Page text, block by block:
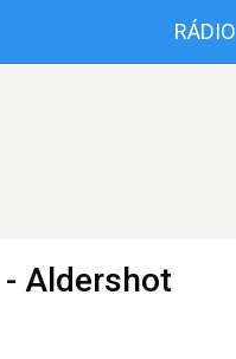
RÁDIO
- Aldershot